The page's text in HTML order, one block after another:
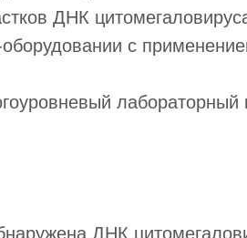
ДНК
с
лабораторный
ДНК